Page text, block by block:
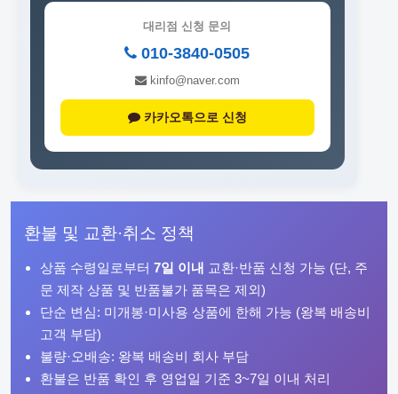
대리점 신청 문의
010-3840-0505
kinfo@naver.com
카카오톡으로 신청
환불 및 교환·취소 정책
상품 수령일로부터 7일 이내 교환·반품 신청 가능 (단, 주
문 제작 상품 및 반품불가 품목은 제외)
단순 변심: 미개봉·미사용 상품에 한해 가능 (왕복 배송비
고객 부담)
불량·오배송: 왕복 배송비 회사 부담
환불은 반품 확인 후 영업일 기준 3~7일 이내 처리